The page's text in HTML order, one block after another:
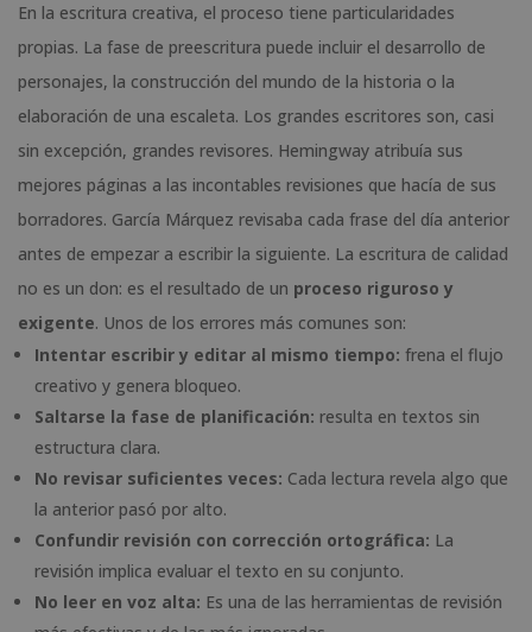
En la escritura creativa, el proceso tiene particularidades
propias. La fase de preescritura puede incluir el desarrollo de
personajes, la construcción del mundo de la historia o la
elaboración de una escaleta. Los grandes escritores son, casi
sin excepción, grandes revisores. Hemingway atribuía sus
mejores páginas a las incontables revisiones que hacía de sus
borradores. García Márquez revisaba cada frase del día anterior
antes de empezar a escribir la siguiente. La escritura de calidad
no es un don: es el resultado de un proceso riguroso y
exigente. Unos de los errores más comunes son:
Intentar escribir y editar al mismo tiempo: frena el flujo
creativo y genera bloqueo.
Saltarse la fase de planificación: resulta en textos sin
estructura clara.
No revisar suficientes veces: Cada lectura revela algo que
la anterior pasó por alto.
Confundir revisión con corrección ortográfica: La
revisión implica evaluar el texto en su conjunto.
No leer en voz alta: Es una de las herramientas de revisión